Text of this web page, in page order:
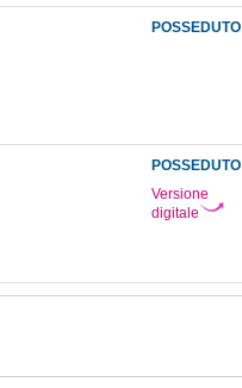
POSSEDUTO
POSSEDUTO
Versione
digitale